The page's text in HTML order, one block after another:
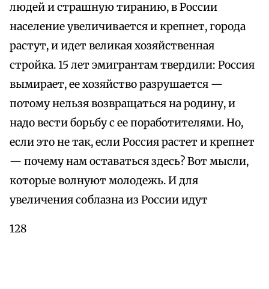
людей и страшную тиранию, в России
население увеличивается и крепнет, города
растут, и идет великая хозяйственная
стройка. 15 лет эмигрантам твердили: Россия
вымирает, ее хозяйство разрушается —
потому нельзя возвращаться на родину, и
надо вести борьбу с ее поработителями. Но,
если это не так, если Россия растет и крепнет
— почему нам оставаться здесь? Вот мысли,
которые волнуют молодежь. И для
увеличения соблазна из России идут
128